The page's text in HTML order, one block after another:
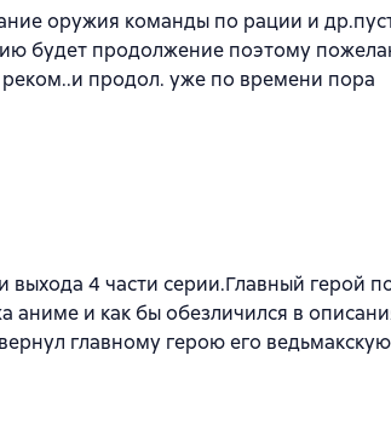
оружия команды по рации и
будет продолжение поэтому
продол. уже по времени пора
4 части серии.Главный герой
аниме и как бы обезличился в
главному герою его